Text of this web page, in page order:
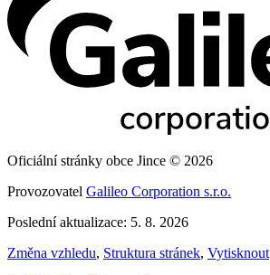
Oficiální stránky obce Jince © 2026
Provozovatel Galileo Corporation s.r.o.
Poslední aktualizace: 5. 8. 2026
Změna vzhledu, Struktura stránek, Vytisknout